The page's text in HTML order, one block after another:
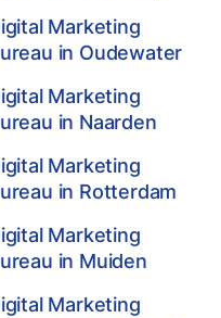
Marketing
in Oudewater
Marketing
in Naarden
Marketing
in Rotterdam
Marketing
in Muiden
Marketing